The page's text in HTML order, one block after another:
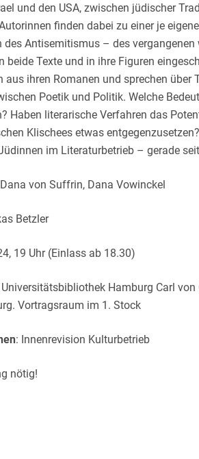
und den USA, zwischen jüdischer
finden dabei zu einer je
des Antisemitismus – des
beide Texte und in ihre Figuren
aus ihren Romanen und sprechen über
Poetik und Politik. Welche
Haben literarische Verfahren das
Klischees etwas
im Literaturbetrieb – gerade
von Suffrin, Dana Vowinckel
Betzler
19 Uhr (Einlass ab 18.30)
Hamburg Carl von
Vortragsraum im 1. Stock
: Innenrevision Kulturbetrieb
nötig!